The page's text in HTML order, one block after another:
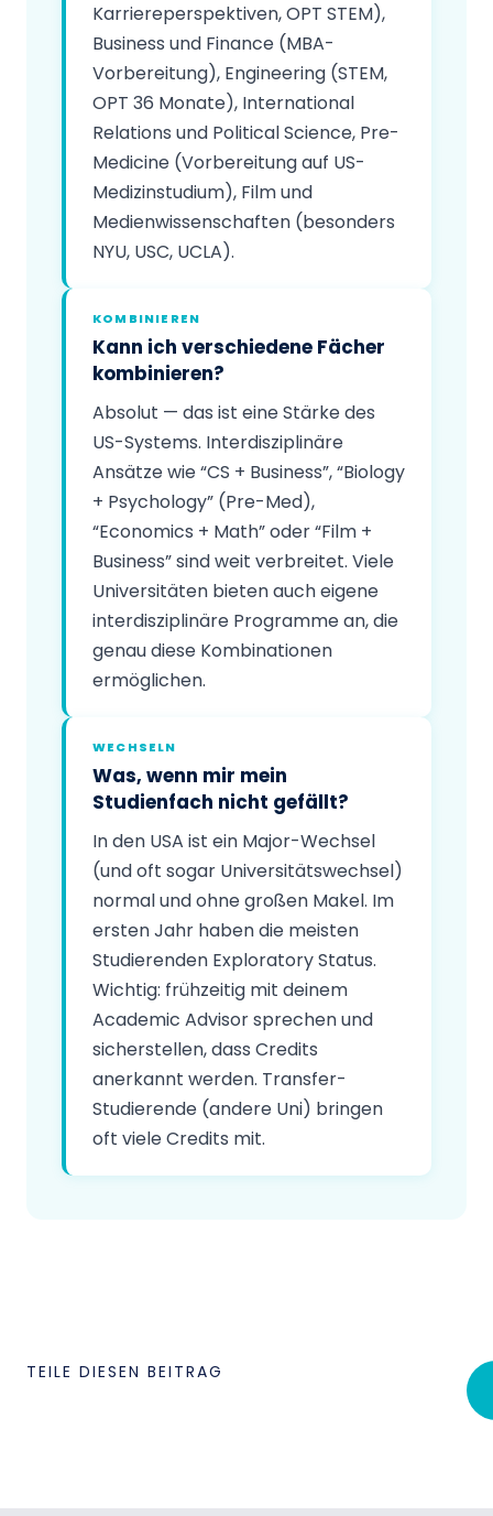
Karriereperspektiven, OPT STEM),
Business und Finance (MBA-
Vorbereitung), Engineering (STEM,
OPT 36 Monate), International
Relations und Political Science, Pre-
Medicine (Vorbereitung auf US-
Medizinstudium), Film und
Medienwissenschaften (besonders
NYU, USC, UCLA).
KOMBINIEREN
Kann ich verschiedene Fächer
kombinieren?
Absolut — das ist eine Stärke des
US-Systems. Interdisziplinäre
Ansätze wie “CS + Business”, “Biology
+ Psychology” (Pre-Med),
“Economics + Math” oder “Film +
Business” sind weit verbreitet. Viele
Universitäten bieten auch eigene
interdisziplinäre Programme an, die
genau diese Kombinationen
ermöglichen.
WECHSELN
Was, wenn mir mein
Studienfach nicht gefällt?
In den USA ist ein Major-Wechsel
(und oft sogar Universitätswechsel)
normal und ohne großen Makel. Im
ersten Jahr haben die meisten
Studierenden Exploratory Status.
Wichtig: frühzeitig mit deinem
Academic Advisor sprechen und
sicherstellen, dass Credits
anerkannt werden. Transfer-
Studierende (andere Uni) bringen
oft viele Credits mit.
TEILE DIESEN BEITRAG